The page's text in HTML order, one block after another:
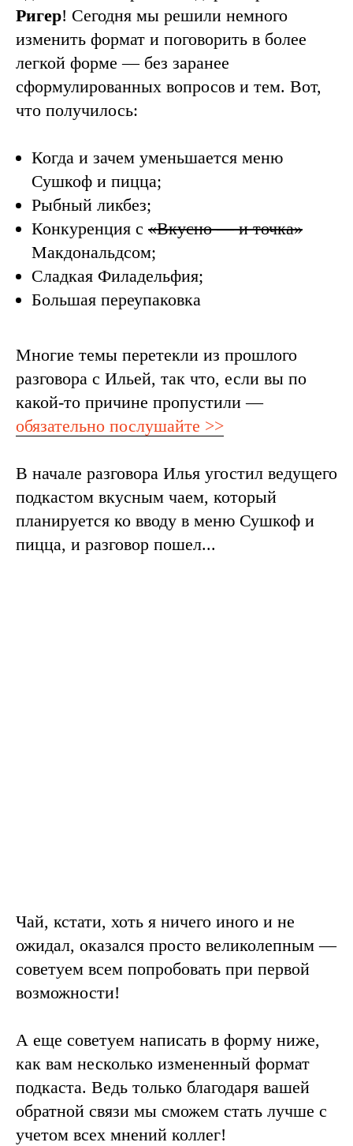
Ригер! Сегодня мы решили немного
изменить формат и поговорить в более
легкой форме — без заранее
сформулированных вопросов и тем. Вот,
что получилось:
Когда и зачем уменьшается меню
Сушкоф и пицца;
Рыбный ликбез;
Конкуренция с «Вкусно — и точка»
Макдональдсом;
Сладкая Филадельфия;
Большая переупаковка
Многие темы перетекли из прошлого
разговора с Ильей, так что, если вы по
какой-то причине пропустили —
обязательно послушайте >>
В начале разговора Илья угостил ведущего
подкастом вкусным чаем, который
планируется ко вводу в меню Сушкоф и
пицца, и разговор пошел...
Чай, кстати, хоть я ничего иного и не
ожидал, оказался просто великолепным —
советуем всем попробовать при первой
возможности!
А еще советуем написать в форму ниже,
как вам несколько измененный формат
подкаста. Ведь только благодаря вашей
обратной связи мы сможем стать лучше с
учетом всех мнений коллег!